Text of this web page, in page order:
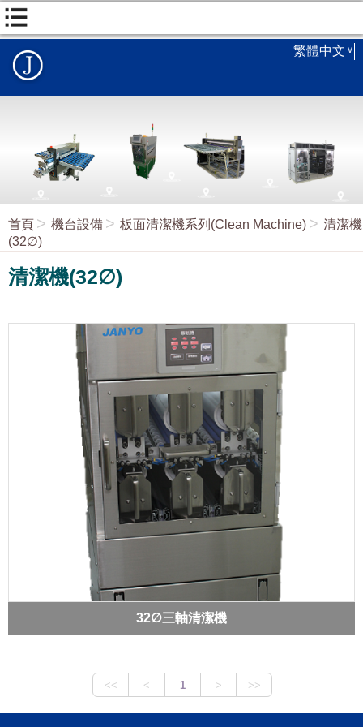
繁體中文
首頁 機台設備 板面清潔機系列(Clean Machine)
清潔機
(32∅)
清潔機(32∅)
32∅三軸清潔機